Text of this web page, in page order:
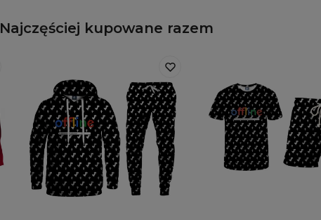
Najczęściej kupowane razem